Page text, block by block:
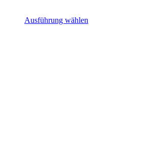
Ausführung wählen